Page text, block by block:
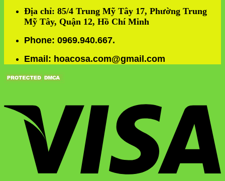
Địa chỉ: 85/4 Trung Mỹ Tây 17, Phường Trung
Mỹ Tây, Quận 12, Hồ Chí Minh
Phone: 0969.940.667.
Email: hoacosa.com@gmail.com